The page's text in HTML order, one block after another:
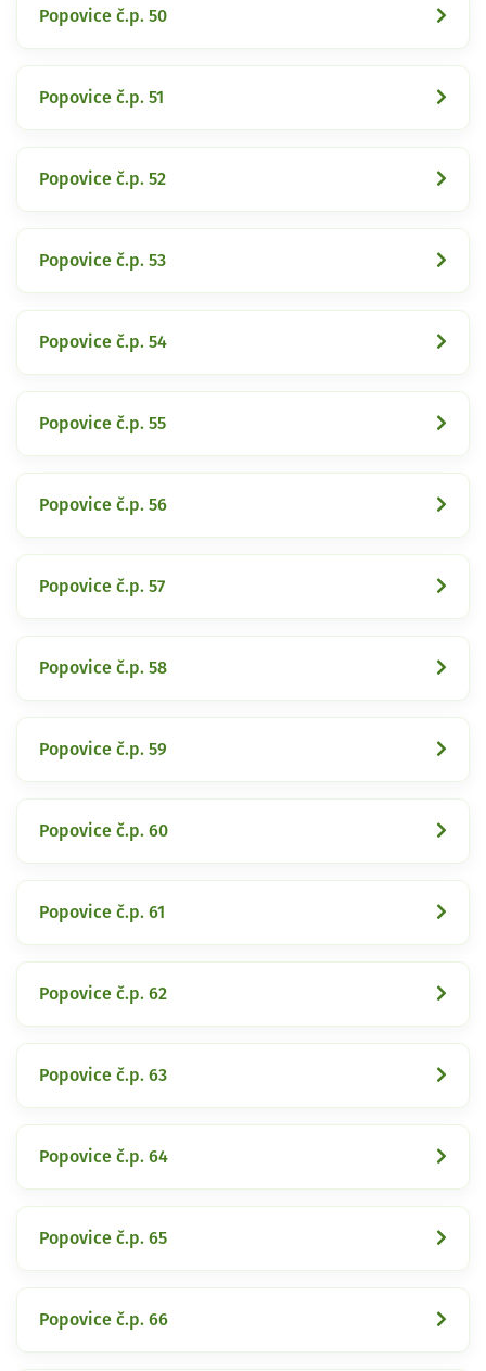
Popovice č.p. 50
Popovice č.p. 51
Popovice č.p. 52
Popovice č.p. 53
Popovice č.p. 54
Popovice č.p. 55
Popovice č.p. 56
Popovice č.p. 57
Popovice č.p. 58
Popovice č.p. 59
Popovice č.p. 60
Popovice č.p. 61
Popovice č.p. 62
Popovice č.p. 63
Popovice č.p. 64
Popovice č.p. 65
Popovice č.p. 66